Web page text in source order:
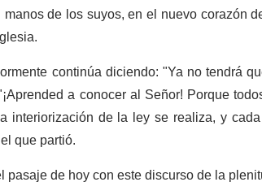
de los suyos, en el nuevo corazón
continúa diciendo: "Ya no tendrá
a conocer al Señor! Porque
interiorización de la ley se realiza, y
que partió.
de hoy con este discurso de la